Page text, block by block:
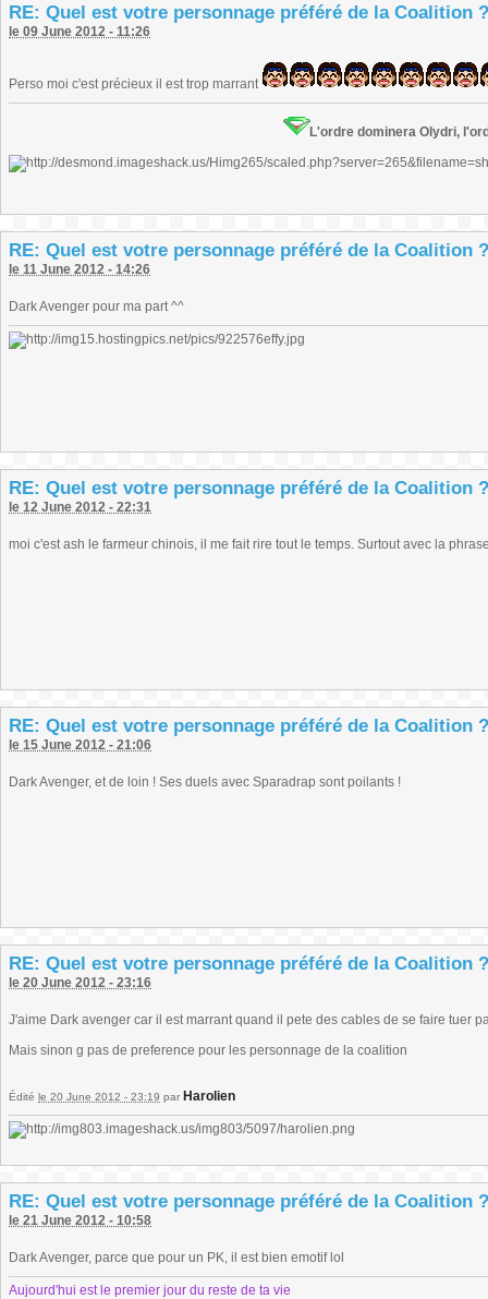
RE: Quel est votre personnage préféré de la Coalition ?
le 09 June 2012 - 11:26
Perso moi c'est précieux il est trop marrant
L'ordre dominera Olydri,
RE: Quel est votre personnage préféré de la Coalition ?
le 11 June 2012 - 14:26
Dark Avenger pour ma part ^^
RE: Quel est votre personnage préféré de la Coalition ?
le 12 June 2012 - 22:31
moi c'est ash le farmeur chinois, il me fait rire tout le temps. Surtout avec la
RE: Quel est votre personnage préféré de la Coalition ?
le 15 June 2012 - 21:06
Dark Avenger, et de loin ! Ses duels avec Sparadrap sont poilants !
RE: Quel est votre personnage préféré de la Coalition ?
le 20 June 2012 - 23:16
J'aime Dark avenger car il est marrant quand il pete des cables de se faire tuer
Mais sinon g pas de preference pour les personnage de la coalition
Édité le 20 June 2012 - 23:19 par Harolien
RE: Quel est votre personnage préféré de la Coalition ?
le 21 June 2012 - 10:58
Dark Avenger, parce que pour un PK, il est bien emotif lol
Aujourd'hui est le premier jour du reste de ta vie